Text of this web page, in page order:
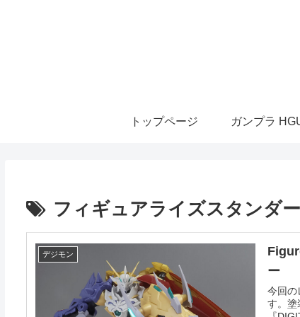
トップページ ガンプラ
フィギュアライズスタンダ
デジモン
ー
今回の
す。塗